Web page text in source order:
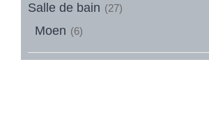
Salle de bain (27)
Moen (6)